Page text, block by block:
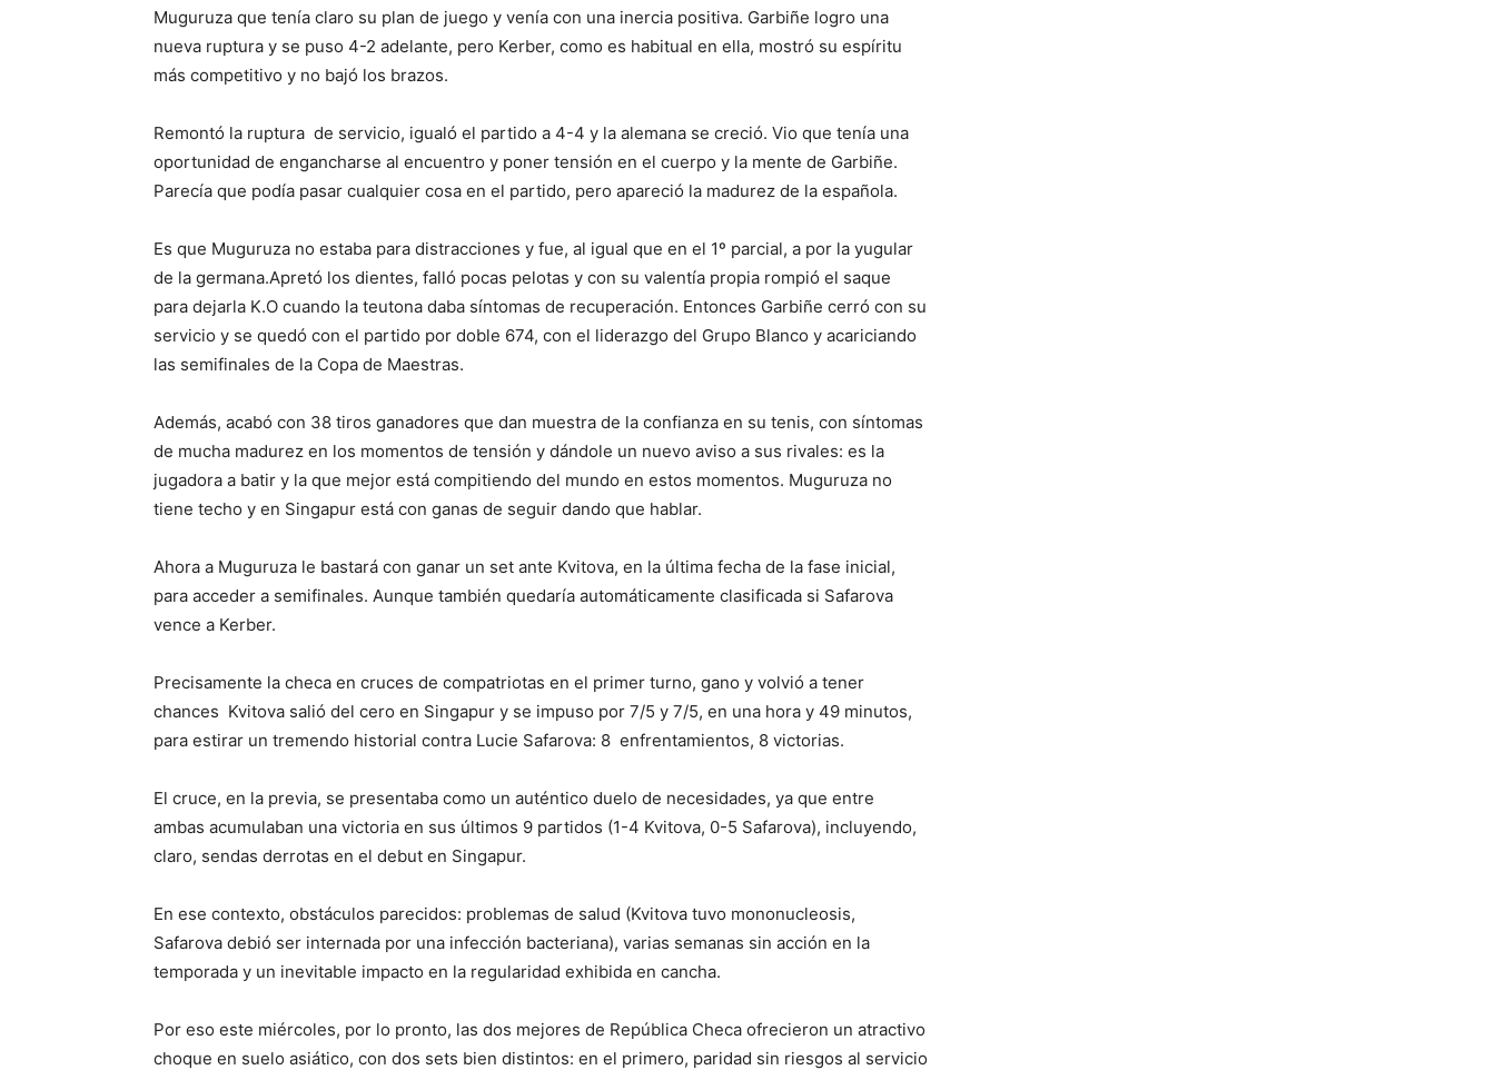
Muguruza que tenía claro su plan de juego y venía con una inercia positiva. Garbiñe logro una
nueva ruptura y se puso 4-2 adelante, pero Kerber, como es habitual en ella, mostró su espíritu
más competitivo y no bajó los brazos.
Remontó la ruptura de servicio, igualó el partido a 4-4 y la alemana se creció. Vio que tenía una
oportunidad de engancharse al encuentro y poner tensión en el cuerpo y la mente de Garbiñe.
Parecía que podía pasar cualquier cosa en el partido, pero apareció la madurez de la española.
Es que Muguruza no estaba para distracciones y fue, al igual que en el 1º parcial, a por la yugular
de la germana.Apretó los dientes, falló pocas pelotas y con su valentía propia rompió el saque
para dejarla K.O cuando la teutona daba síntomas de recuperación. Entonces Garbiñe cerró con su
servicio y se quedó con el partido por doble 674, con el liderazgo del Grupo Blanco y acariciando
las semifinales de la Copa de Maestras.
Además, acabó con 38 tiros ganadores que dan muestra de la confianza en su tenis, con síntomas
de mucha madurez en los momentos de tensión y dándole un nuevo aviso a sus rivales: es la
jugadora a batir y la que mejor está compitiendo del mundo en estos momentos. Muguruza no
tiene techo y en Singapur está con ganas de seguir dando que hablar.
Ahora a Muguruza le bastará con ganar un set ante Kvitova, en la última fecha de la fase inicial,
para acceder a semifinales. Aunque también quedaría automáticamente clasificada si Safarova
vence a Kerber.
Precisamente la checa en cruces de compatriotas en el primer turno, gano y volvió a tener
chances Kvitova salió del cero en Singapur y se impuso por 7/5 y 7/5, en una hora y 49 minutos,
para estirar un tremendo historial contra Lucie Safarova: 8 enfrentamientos, 8 victorias.
El cruce, en la previa, se presentaba como un auténtico duelo de necesidades, ya que entre
ambas acumulaban una victoria en sus últimos 9 partidos (1-4 Kvitova, 0-5 Safarova), incluyendo,
claro, sendas derrotas en el debut en Singapur.
En ese contexto, obstáculos parecidos: problemas de salud (Kvitova tuvo mononucleosis,
Safarova debió ser internada por una infección bacteriana), varias semanas sin acción en la
temporada y un inevitable impacto en la regularidad exhibida en cancha.
Por eso este miércoles, por lo pronto, las dos mejores de República Checa ofrecieron un atractivo
choque en suelo asiático, con dos sets bien distintos: en el primero, paridad sin riesgos al servicio